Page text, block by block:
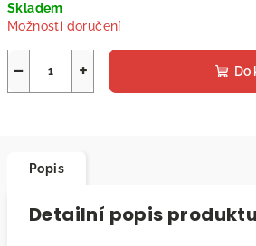
cena:
Skladem
Možnosti doručení
+
− Do
Popis
Detailní popis produktu